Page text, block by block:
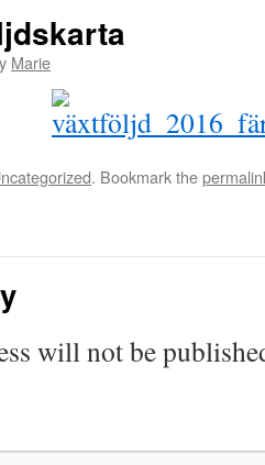
Marie
. Bookmark the
will not be